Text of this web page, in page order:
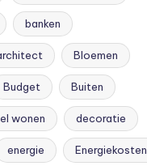
banken
Bloemen
Budget Buiten
wonen decoratie
energie Energiekosten